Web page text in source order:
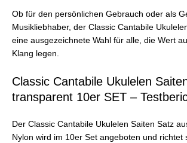
Ob für den persönlichen Gebrauch oder als
Musikliebhaber, der Classic Cantabile
eine ausgezeichnete Wahl für alle, die Wert
Klang legen.
Classic Cantabile Ukulelen
transparent 10er SET –
Der Classic Cantabile Ukulelen Saiten Satz
Nylon wird im 10er Set angeboten und richtet